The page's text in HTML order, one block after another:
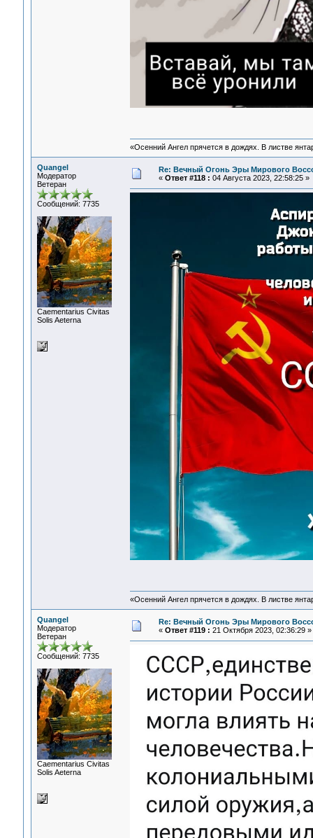
«Осенний Ангел прячется в дождях. В листве
Quangel
Модератор
Ветеран
Сообщений: 7735
Сaementarius Civitas
Solis Aeterna
Re: Вечный Огонь Эры Мирового
« Ответ #118 : 04 Августа 2023, 22:58:25 »
«Осенний Ангел прячется в дождях. В листве
Quangel
Модератор
Ветеран
Сообщений: 7735
Сaementarius Civitas
Solis Aeterna
Re: Вечный Огонь Эры Мирового
« Ответ #119 : 21 Октября 2023, 02:36:29 »